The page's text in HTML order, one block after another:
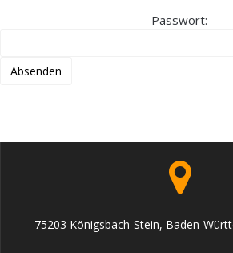
Passwort:
75203 Königsbach-Stein, Baden-